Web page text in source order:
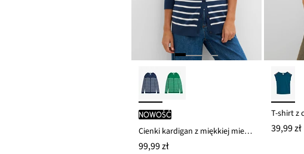
nowość
Cienki kardigan z miękkiej mieszanki wiskozy
99,99 zł
39,99 zł